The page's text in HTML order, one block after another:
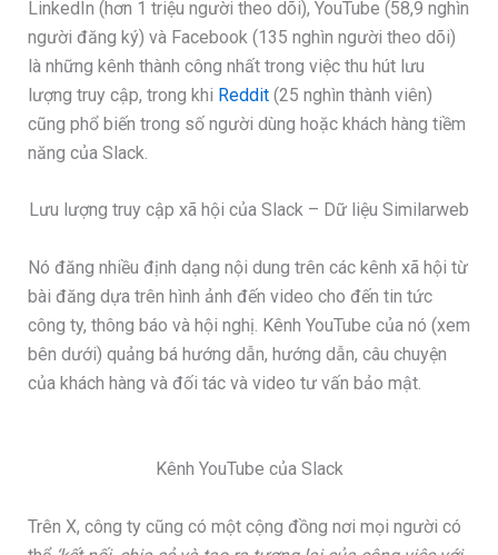
LinkedIn (hơn 1 triệu người theo dõi), YouTube (58,9 nghìn
người đăng ký) và Facebook (135 nghìn người theo dõi)
là những kênh thành công nhất trong việc thu hút lưu
lượng truy cập, trong khi Reddit (25 nghìn thành viên)
cũng phổ biến trong số người dùng hoặc khách hàng tiềm
năng của Slack.
Lưu lượng truy cập xã hội của Slack – Dữ liệu Similarweb
Nó đăng nhiều định dạng nội dung trên các kênh xã hội từ
bài đăng dựa trên hình ảnh đến video cho đến tin tức
công ty, thông báo và hội nghị. Kênh YouTube của nó (xem
bên dưới) quảng bá hướng dẫn, hướng dẫn, câu chuyện
của khách hàng và đối tác và video tư vấn bảo mật.
Kênh YouTube của Slack
Trên X, công ty cũng có một cộng đồng nơi mọi người có